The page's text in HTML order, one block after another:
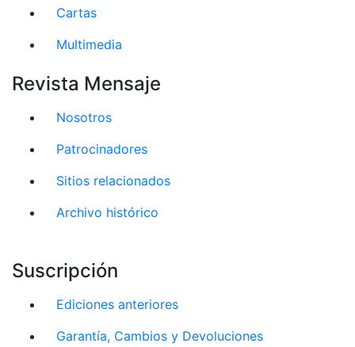
Cartas
Multimedia
Revista Mensaje
Nosotros
Patrocinadores
Sitios relacionados
Archivo histórico
Suscripción
Ediciones anteriores
Garantía, Cambios y Devoluciones